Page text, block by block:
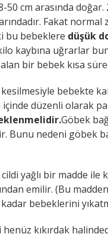
50 cm arasında
Fakat normal
bu bebeklere düşük
kaybına uğrarlar
alan bir bebek kısa
bebekte
düzenli olarak
Göbek
Bunu nedeni göbek
yağlı bir madde ile
emilir. (Bu
bebeklerini
kıkırdak